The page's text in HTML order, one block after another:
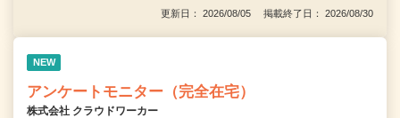
更新日： 2026/08/05 掲載終了日： 2026/08/30
NEW
アンケートモニター（完全在宅）
株式会社 クラウドワーカー